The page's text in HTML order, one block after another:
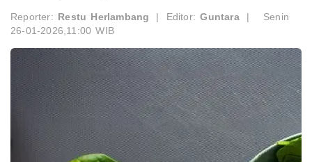
Reporter: Restu Herlambang | Editor:Guntara |
Senin
26-01-2026,11:00 WIB